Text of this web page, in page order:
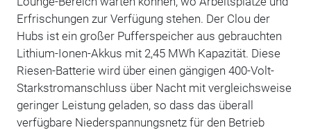
Erfrischungen zur Verfügung stehen. Der Clou der
Hubs ist ein großer Pufferspeicher aus gebrauchten
Lithium-Ionen-Akkus mit 2,45 MWh Kapazität. Diese
Riesen-Batterie wird über einen gängigen 400-Volt-
Starkstromanschluss über Nacht mit vergleichsweise
geringer Leistung geladen, so dass das überall
verfügbare Niederspannungsnetz für den Betrieb